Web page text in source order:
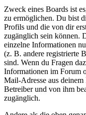
Zweck eines Boards ist
zu ermöglichen. Du bist
Profils und die von dir
zugänglich sein können.
einzelne Informationen
(z. B. andere registrierte
sind. Wenn du Fragen
Informationen im Forum
Mail-Adresse aus
Betreiber und von ihm
zugänglich.